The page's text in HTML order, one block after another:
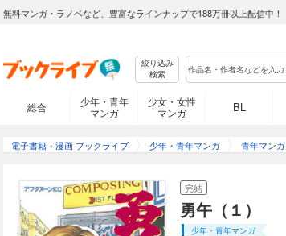
無料マンガ・ラノベなど、豊富なラインナップで188万冊以上配信中！
絞り込み
検索
総合
少年・青年
マンガ
少女・女性
マンガ
BL
電子書籍・漫画 ブックライブ 少年・青年マンガ 青年マンガ
完結
勇午（１）
少年・青年マンガ